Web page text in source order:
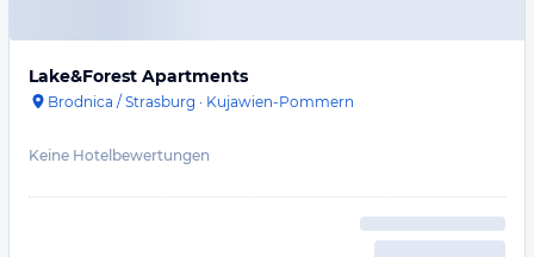
Lake&Forest Apartments
Brodnica / Strasburg · Kujawien-Pommern
Keine Hotelbewertungen